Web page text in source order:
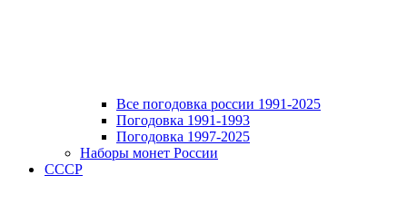
Все погодовка россии 1991-2025
Погодовка 1991-1993
Погодовка 1997-2025
Наборы монет России
СССР